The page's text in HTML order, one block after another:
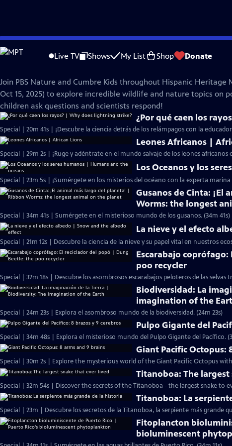
Skip
to
Live TV Shows My List Shop Donate
Nature
Join PBS Nature and Cumbre Kids throughout Hispanic Heritage
Oct 15, 2025) to explore incredible wildlife and nature topics on
children ask questions and scientists respond!
¿Por qué caen los
Special | 20m 41s | ¡Descubre la ciencia detrás de los relámpagos con la
Leones Africanos |
Special | 29m 2s | ¡Ruge y adéntrate en el mundo salvaje de los leones
Los Oceanos y los
Special | 23m 5s | ¡Sumérgete en los misterios del océano con la experta marina
Gusanos de Cinta:
Worms: the longest
Special | 34m 41s | Sumérgete en el misterioso mundo de los gusanos. (34m 41s)
La nieve y el efecto
Special | 21m 12s | Descubre la ciencia de la nieve y su papel vital en nuestros
Escarabajo
poo recycler
Special | 32m 18s | Descubre los asombrosos escarabajos peloteros de las selvas
Biodiversidad: La
imagination of the
Special | 24m 23s | Explora el asombroso mundo de la biodiversidad. (24m 23s)
Pulpo Gigante del
Special | 34m 48s | Explora el misterioso mundo del Pulpo Gigante del Pacífico.
Giant Pacific Octopus:
Special | 30m 2s | Explore the mysterious world of the Giant Pacific Octopus
Titanoboa: The
Special | 32m 54s | Discover the secrets of the Titanoboa - the largest snake to
Titanoboa: La
Special | 23m | Descubre los secretos de la Titanoboa, la serpiente más grande
Fitoplancton
bioluminescent